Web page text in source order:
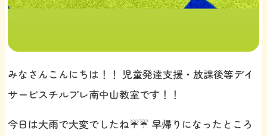
みなさんこんにちは！！ 児童発達支援・放課後等デイ
サービスチルプレ南中山教室です！！
今日は大雨で大変でしたね☔️☔️ 早帰りになったところ